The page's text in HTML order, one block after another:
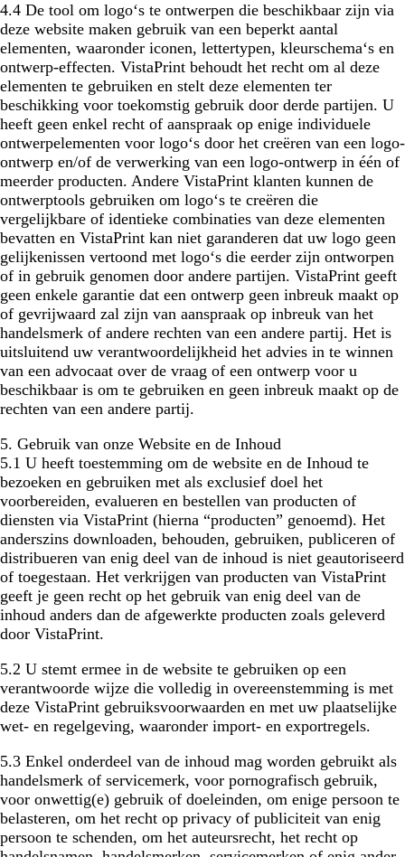
4.4 De tool om logo‘s te ontwerpen die beschikbaar zijn via
deze website maken gebruik van een beperkt aantal
elementen, waaronder iconen, lettertypen, kleurschema‘s en
ontwerp-effecten. VistaPrint behoudt het recht om al deze
elementen te gebruiken en stelt deze elementen ter
beschikking voor toekomstig gebruik door derde partijen. U
heeft geen enkel recht of aanspraak op enige individuele
ontwerpelementen voor logo‘s door het creëren van een logo-
ontwerp en/of de verwerking van een logo-ontwerp in één of
meerder producten. Andere VistaPrint klanten kunnen de
ontwerptools gebruiken om logo‘s te creëren die
vergelijkbare of identieke combinaties van deze elementen
bevatten en VistaPrint kan niet garanderen dat uw logo geen
gelijkenissen vertoond met logo‘s die eerder zijn ontworpen
of in gebruik genomen door andere partijen. VistaPrint geeft
geen enkele garantie dat een ontwerp geen inbreuk maakt op
of gevrijwaard zal zijn van aanspraak op inbreuk van het
handelsmerk of andere rechten van een andere partij. Het is
uitsluitend uw verantwoordelijkheid het advies in te winnen
van een advocaat over de vraag of een ontwerp voor u
beschikbaar is om te gebruiken en geen inbreuk maakt op de
rechten van een andere partij.
5. Gebruik van onze Website en de Inhoud
5.1 U heeft toestemming om de website en de Inhoud te
bezoeken en gebruiken met als exclusief doel het
voorbereiden, evalueren en bestellen van producten of
diensten via VistaPrint (hierna “producten” genoemd). Het
anderszins downloaden, behouden, gebruiken, publiceren of
distribueren van enig deel van de inhoud is niet geautoriseerd
of toegestaan. Het verkrijgen van producten van VistaPrint
geeft je geen recht op het gebruik van enig deel van de
inhoud anders dan de afgewerkte producten zoals geleverd
door VistaPrint.
5.2 U stemt ermee in de website te gebruiken op een
verantwoorde wijze die volledig in overeenstemming is met
deze VistaPrint gebruiksvoorwaarden en met uw plaatselijke
wet- en regelgeving, waaronder import- en exportregels.
5.3 Enkel onderdeel van de inhoud mag worden gebruikt als
handelsmerk of servicemerk, voor pornografisch gebruik,
voor onwettig(e) gebruik of doeleinden, om enige persoon te
belasteren, om het recht op privacy of publiciteit van enig
persoon te schenden, om het auteursrecht, het recht op